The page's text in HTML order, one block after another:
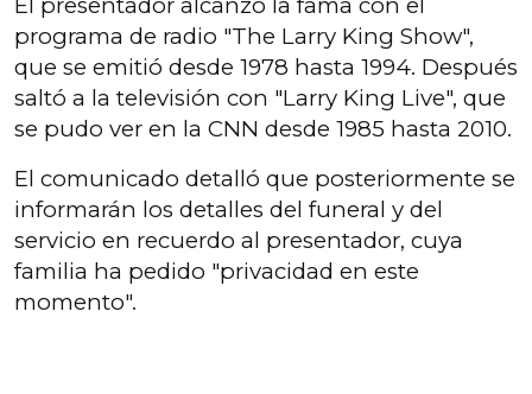
El presentador alcanzó la fama con el
programa de radio "The Larry King Show",
que se emitió desde 1978 hasta 1994. Después
saltó a la televisión con "Larry King Live", que
se pudo ver en la CNN desde 1985 hasta 2010.
El comunicado detalló que posteriormente se
informarán los detalles del funeral y del
servicio en recuerdo al presentador, cuya
familia ha pedido "privacidad en este
momento".